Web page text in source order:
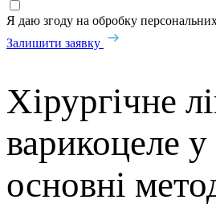
Я даю згоду на обробку
Залишити заявку
Хірургічне
варикоцеле
основні